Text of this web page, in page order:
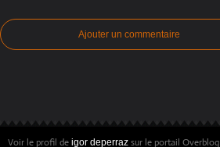
Ajouter un commentaire
Voir le profil de igor deperraz sur le portail Overblog